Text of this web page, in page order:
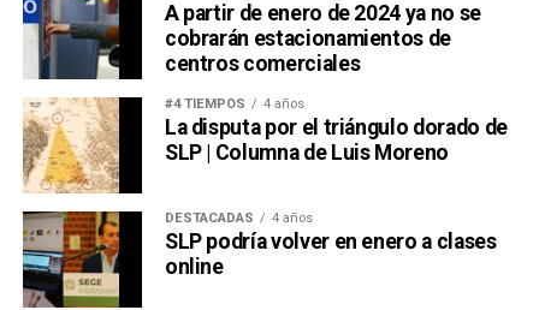
A partir de enero de 2024 ya no se
cobrarán estacionamientos de
centros comerciales
#4 TIEMPOS 4 años
La disputa por el triángulo dorado de
SLP | Columna de Luis Moreno
DESTACADAS 4 años
SLP podría volver en enero a clases
online